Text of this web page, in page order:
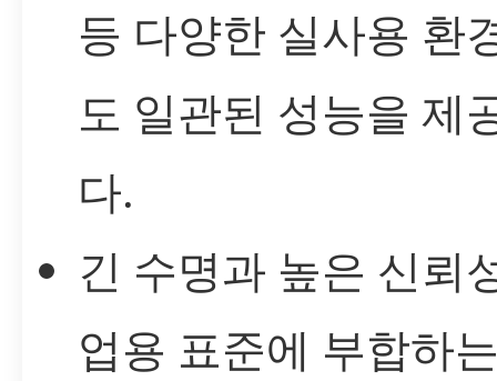
등 다양한 실사용 환
도 일관된 성능을 제
다.
긴 수명과 높은 신뢰
업용 표준에 부합하